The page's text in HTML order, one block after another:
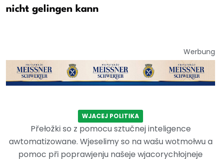
nicht gelingen kann
Werbung
WJACEJ POLITIKA
Přełožki so z pomocu sztučnej inteligence
awtomatizowane. Wjeselimy so na wašu wotmołwu a
pomoc při poprawjenju našeje wjacorychłojneje